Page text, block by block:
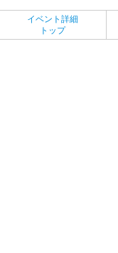
イベント詳細
トップ